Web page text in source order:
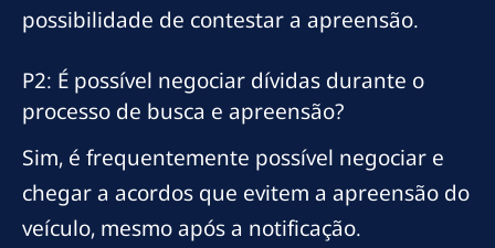
possibilidade de contestar a apreensão.
P2: É possível negociar dívidas durante o
processo de busca e apreensão?
Sim, é frequentemente possível negociar e
chegar a acordos que evitem a apreensão do
veículo, mesmo após a notificação.